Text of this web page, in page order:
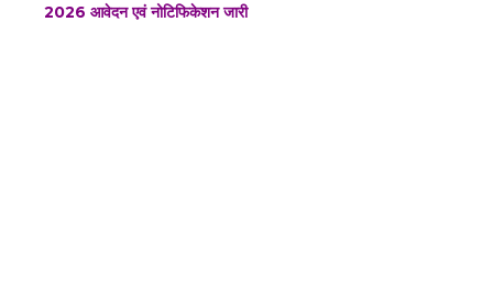
2026 आवेदन एवं नोटिफिकेशन जारी